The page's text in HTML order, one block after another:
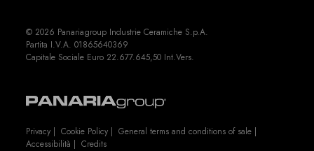
© 2026 Panariagroup Industrie Ceramiche S.p.A.
Partita I.V.A. 01865640369
Capitale Sociale Euro 22.677.645,50 Int.Vers.
Privacy |Cookie Policy |General terms and conditions of sale |
Accessibilità |Credits